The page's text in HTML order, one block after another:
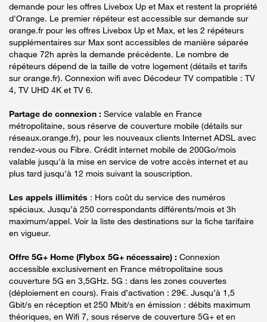
demande pour les offres Livebox Up et Max et restent la propriété
d'Orange. Le premier répéteur est accessible sur demande sur
orange.fr pour les offres Livebox Up et Max, et les 2 répéteurs
supplémentaires sur Max sont accessibles de manière séparée
chaque 72h après la demande précédente. Le nombre de
répéteurs dépend de la taille de votre logement (détails et tarifs
sur orange.fr). Connexion wifi avec Décodeur TV compatible : TV
4, TV UHD 4K et TV 6.
Partage de connexion : Service valable en France
métropolitaine, sous réserve de couverture mobile (détails sur
réseaux.orange.fr), pour les nouveaux clients Internet ADSL avec
rendez-vous ou Fibre. Crédit internet mobile de 200Go/mois
valable jusqu'à la mise en service de votre accès internet et au
plus tard jusqu'à 12 mois suivant la souscription.
Les appels illimités : Hors coût du service des numéros
spéciaux. Jusqu’à 250 correspondants différents/mois et 3h
maximum/appel. Voir la liste des destinations sur la fiche tarifaire
en vigueur.
Offre 5G+ Home (Flybox 5G+ nécessaire) : Connexion
accessible exclusivement en France métropolitaine sous
couverture 5G en 3,5GHz. 5G : dans les zones couvertes
(déploiement en cours). Frais d’activation : 29€. Jusqu’à 1,5
Gbit/s en réception et 250 Mbit/s en émission : débits maximum
théoriques, en Wifi 7, sous réserve de couverture 5G+ et en